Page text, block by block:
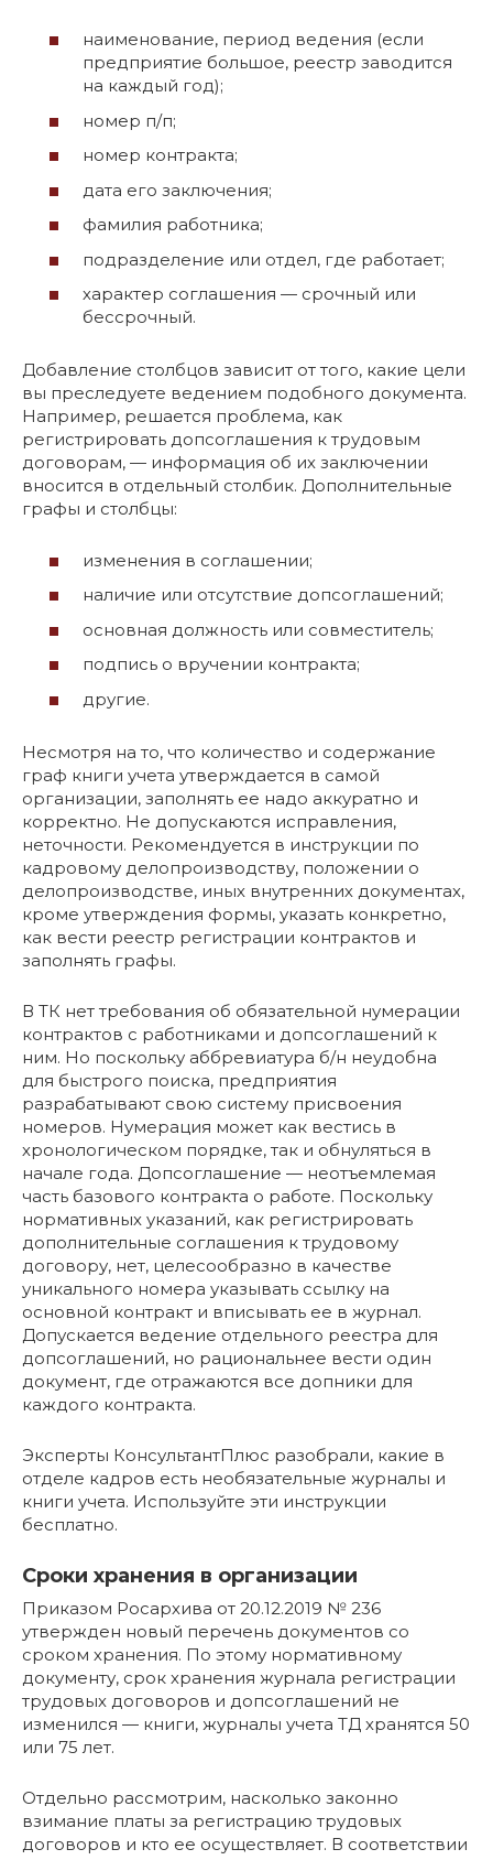
наименование, период ведения (если
предприятие большое, реестр заводится
на каждый год);
номер п/п;
номер контракта;
дата его заключения;
фамилия работника;
подразделение или отдел, где работает;
характер соглашения — срочный или
бессрочный.
Добавление столбцов зависит от того, какие цели
вы преследуете ведением подобного документа.
Например, решается проблема, как
регистрировать допсоглашения к трудовым
договорам, — информация об их заключении
вносится в отдельный столбик. Дополнительные
графы и столбцы:
изменения в соглашении;
наличие или отсутствие допсоглашений;
основная должность или совместитель;
подпись о вручении контракта;
другие.
Несмотря на то, что количество и содержание
граф книги учета утверждается в самой
организации, заполнять ее надо аккуратно и
корректно. Не допускаются исправления,
неточности. Рекомендуется в инструкции по
кадровому делопроизводству, положении о
делопроизводстве, иных внутренних документах,
кроме утверждения формы, указать конкретно,
как вести реестр регистрации контрактов и
заполнять графы.
В ТК нет требования об обязательной нумерации
контрактов с работниками и допсоглашений к
ним. Но поскольку аббревиатура б/н неудобна
для быстрого поиска, предприятия
разрабатывают свою систему присвоения
номеров. Нумерация может как вестись в
хронологическом порядке, так и обнуляться в
начале года. Допсоглашение — неотъемлемая
часть базового контракта о работе. Поскольку
нормативных указаний, как регистрировать
дополнительные соглашения к трудовому
договору, нет, целесообразно в качестве
уникального номера указывать ссылку на
основной контракт и вписывать ее в журнал.
Допускается ведение отдельного реестра для
допсоглашений, но рациональнее вести один
документ, где отражаются все допники для
каждого контракта.
Эксперты КонсультантПлюс разобрали, какие в
отделе кадров есть необязательные журналы и
книги учета. Используйте эти инструкции
бесплатно.
Сроки хранения в организации
Приказом Росархива от 20.12.2019 № 236
утвержден новый перечень документов со
сроком хранения. По этому нормативному
документу, срок хранения журнала регистрации
трудовых договоров и допсоглашений не
изменился — книги, журналы учета ТД хранятся 50
или 75 лет.
Отдельно рассмотрим, насколько законно
взимание платы за регистрацию трудовых
договоров и кто ее осуществляет. В соответствии